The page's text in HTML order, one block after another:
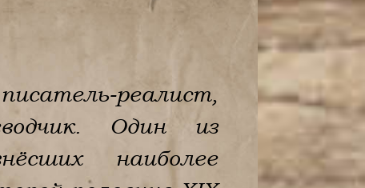
реалист,
Один из
наиболее